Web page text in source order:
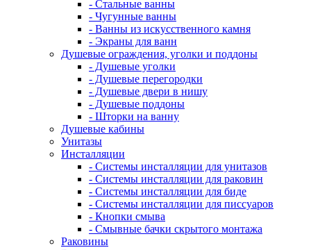
- Стальные ванны
- Чугунные ванны
- Ванны из искусственного камня
- Экраны для ванн
Душевые ограждения, уголки и поддоны
- Душевые уголки
- Душевые перегородки
- Душевые двери в нишу
- Душевые поддоны
- Шторки на ванну
Душевые кабины
Унитазы
Инсталляции
- Системы инсталляции для унитазов
- Системы инсталляции для раковин
- Системы инсталляции для биде
- Системы инсталляции для писсуаров
- Кнопки смыва
- Смывные бачки скрытого монтажа
Раковины